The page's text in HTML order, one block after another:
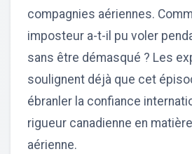
compagnies aériennes.
imposteur a-t-il pu voler
sans être démasqué ? Les
soulignent déjà que cet
ébranler la confiance
rigueur canadienne en
aérienne.